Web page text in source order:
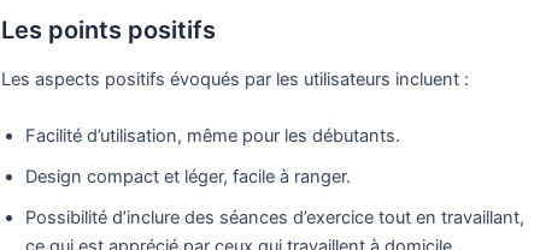
Les points positifs
Les aspects positifs évoqués par les utilisateurs incluent :
Facilité d’utilisation, même pour les débutants.
Design compact et léger, facile à ranger.
Possibilité d’inclure des séances d’exercice tout en travaillant,